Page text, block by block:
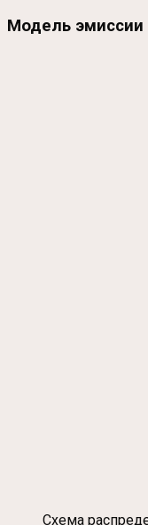
Модель эмиссии
Схема